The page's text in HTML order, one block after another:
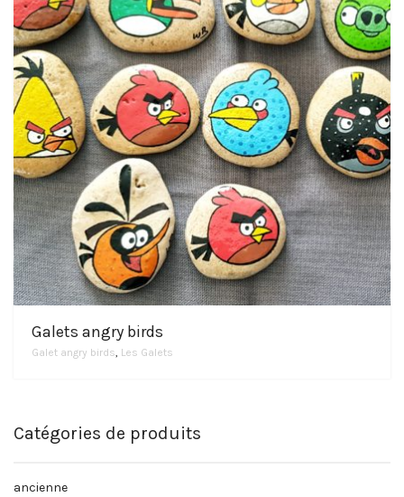
Galets angry birds
Galet angry birds, Les Galets
Catégories de produits
ancienne